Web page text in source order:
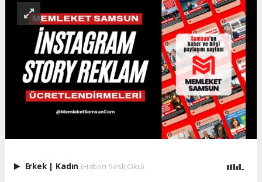
Erkek | Kadın (Haberi Sesli Oku)